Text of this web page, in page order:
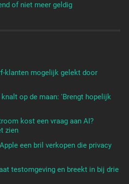
of niet meer geldig
klanten mogelijk gelekt door
knalt op de maan: 'Brengt hopelijk
kost een vraag aan AI?
zien
een bril verkopen die privacy
testomgeving en breekt in bij drie